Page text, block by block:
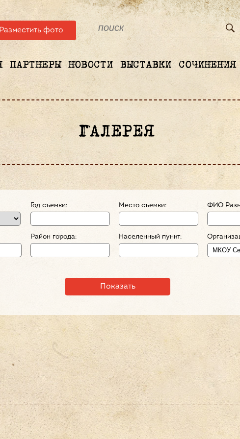
Разместить фото
ПАРТНЕРЫ НОВОСТИ ВЫСТАВКИ СОЧИНЕНИЯ
ГАЛЕРЕЯ
Год съемки: Место съемки: ФИО
Район города: Населенный пункт: